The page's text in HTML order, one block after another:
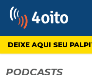
4oito
DEIXE AQUI SEU
PODCASTS